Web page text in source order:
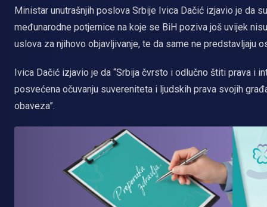
Ministar unutrašnjih poslova Srbije Ivica Dačić izjavio je da
međunarodne potjernice na koje se BiH poziva još uvijek
uslova za njihovo objavljivanje, te da same ne predstavljaju
Ivica Dačić izjavio je da “Srbija čvrsto i odlučno štiti prava i
posvećena očuvanju suvereniteta i ljudskih prava svojih
obaveza”.